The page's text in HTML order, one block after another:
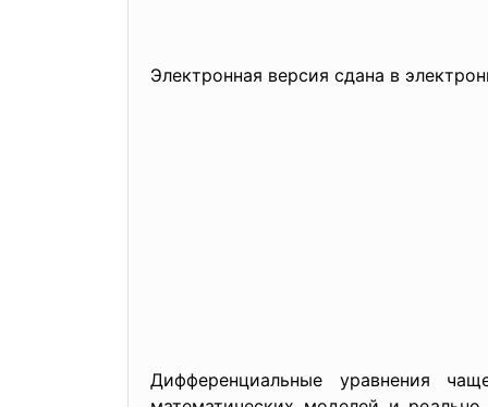
Электронная версия сдана в
Дифференциальные уравнения